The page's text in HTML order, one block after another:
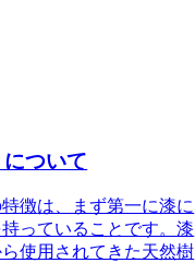
ついて
徴は、まず第一に漆に
っていることです。漆
使用されてきた天然樹